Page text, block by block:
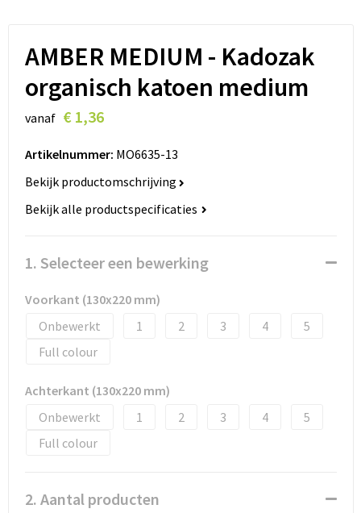
Lokale producten
Miniboxen
Momenten
Persoonlijke verzorging
Sleutelhangers
Sport
Ondergoed, Sokken en Nachtkleding
AMBER MEDIUM - Kadozak
organisch katoen medium
vanaf € 1,36
Artikelnummer: MO6635-13
Bekijk productomschrijving
Bekijk alle productspecificaties
1. Selecteer een bewerking
Voorkant (130x220 mm)
Onbewerkt
1 2 3 4
5
Full colour
Achterkant (130x220 mm)
Onbewerkt
1 2 3 4
5
Full colour
2. Aantal producten